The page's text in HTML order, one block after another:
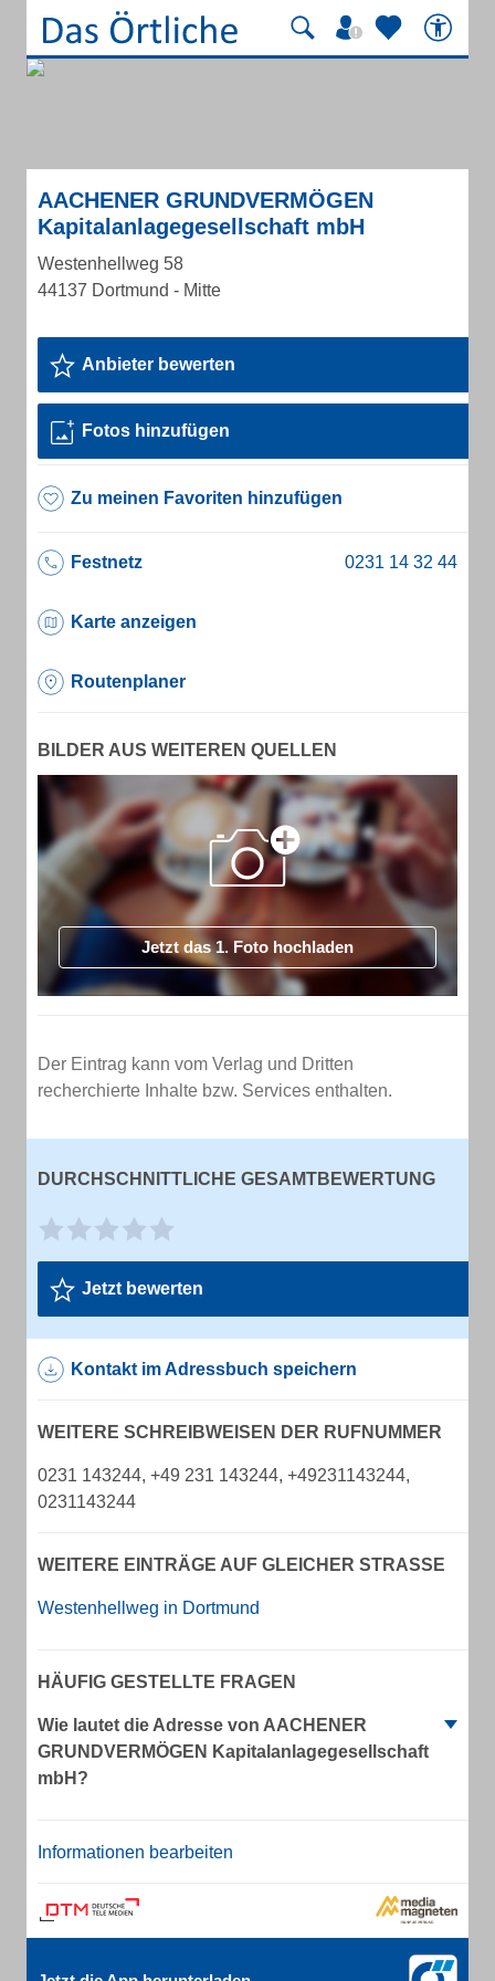
AACHENER GRUNDVERMÖGEN
Kapitalanlagegesellschaft mbH
Westenhellweg 58
44137 Dortmund - Mitte
Anbieter bewerten
Fotos hinzufügen
Zu meinen Favoriten hinzufügen
Festnetz
Karte anzeigen
Routenplaner
BILDER AUS WEITEREN QUELLEN
Jetzt das 1. Foto hochladen
Der Eintrag kann vom Verlag und Dritten
recherchierte Inhalte bzw. Services enthalten.
DURCHSCHNITTLICHE GESAMTBEWERTUNG
Jetzt bewerten
Kontakt im Adressbuch speichern
WEITERE SCHREIBWEISEN DER RUFNUMMER
0231 143244, +49 231 143244, +49231143244,
0231143244
WEITERE EINTRÄGE AUF GLEICHER STRASSE
Westenhellweg in Dortmund
HÄUFIG GESTELLTE FRAGEN
Wie lautet die Adresse von AACHENER
GRUNDVERMÖGEN Kapitalanlagegesellschaft
mbH?
Informationen bearbeiten